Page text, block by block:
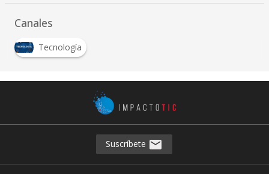
Canales
Tecnología
Suscríbete